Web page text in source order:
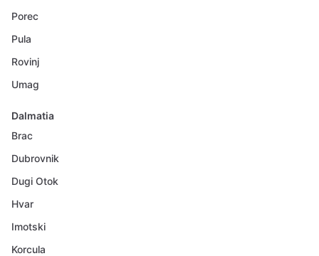
Porec
Pula
Rovinj
Umag
Dalmatia
Brac
Dubrovnik
Dugi Otok
Hvar
Imotski
Korcula